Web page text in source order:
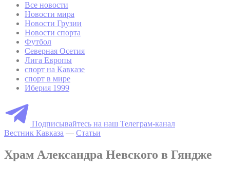
Все новости
Новости мира
Новости Грузии
Новости спорта
Футбол
Северная Осетия
Лига Европы
спорт на Кавказе
спорт в мире
Иберия 1999
Подписывайтесь на наш Телеграм-канал
Вестник Кавказа — Статьи
Храм Александра Невского в Гяндже